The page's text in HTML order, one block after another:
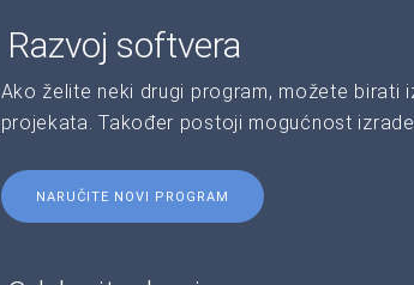
Razvoj softvera
Ako želite neki drugi program, možete birati
projekata. Također postoji mogućnost
NARUČITE NOVI PROGRAM